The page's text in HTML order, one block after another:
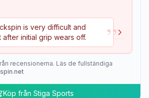
is very difficult and
after initial grip wears off.
”
recensionerna. Läs de fullständiga
Köp från Stiga Sports